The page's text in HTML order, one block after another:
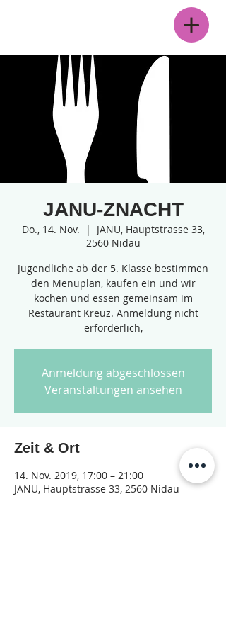
JANU-ZNACHT
Do., 14. Nov.
  |
JANU, Hauptstrasse 33,
2560 Nidau
Jugendliche ab der 5. Klasse bestimmen
den Menuplan, kaufen ein und wir
kochen und essen gemeinsam im
Restaurant Kreuz. Anmeldung nicht
erforderlich,
Anmeldung abgeschlossen
Veranstaltungen ansehen
Zeit & Ort
14. Nov. 2019, 17:00 – 21:00
JANU, Hauptstrasse 33, 2560 Nidau